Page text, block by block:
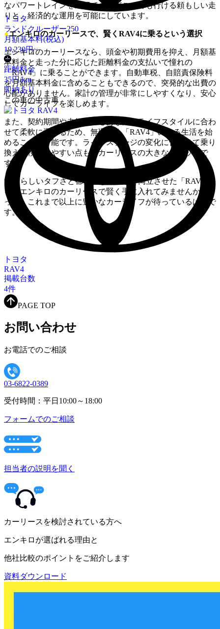
なパワートレインを選択でき、どこへでも行ける頼もしい走
りと、経済的な運用を可能にしています。
●エンキロのカーリースで、賢くRAV4に乗るという選択
エンキロのカーリースなら、頭金や初期費用を抑え、月額基
本料金と走った分に応じた距離料金の支払いで憧れの
「RAV4」に乗ることができます。自動車税、自賠責保険料
を月額基本料金に含めることもできるので、突発的な出費の
心配がありません。家計の管理が非常にしやすくなり、安心
してカーライフを楽しめます。
また、契約期間や走行距離もあなたのライフスタイルに合わ
せて柔軟に選べるため、無理なく「RAV4」のある生活を始
めることが可能です。ライフステージの変化に合わせて乗り
換えを検討しやすい点も、カーリースの大きなメリットで
す。
SUVらしいタフさと都会的な洗練さを両立させた「RAV4」
を、エンキロのカーリースで賢く手に入れてみませんか？き
っと、これまで以上に豊かなカーライフが待っているはずで
す。
トヨタ
ランドクルーザー250
月額基本料(税込)
19,230円~
距離料金
35円/km
即納あり
この車の中古車
トヨタ
RAV4
掲載台数
4件
PAGE TOP
お問い合わせ
お電話でのご相談
03-6822-0389
受付時間：平日10:00～18:00
フォームでのご相談
担当者の説明を聞く
カーリースを検討されている方へ
エンキロが選ばれる理由と
他社比較のポイントをご紹介します
資料ダウンロード